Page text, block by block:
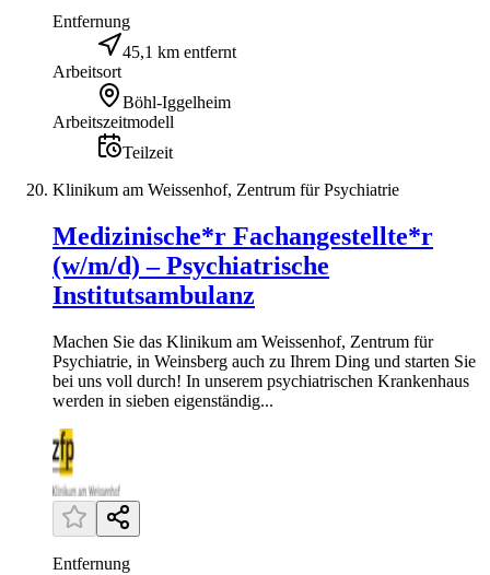
Entfernung
45,1 km entfernt
Arbeitsort
Böhl-Iggelheim
Arbeitszeitmodell
Teilzeit
Klinikum am Weissenhof, Zentrum für Psychiatrie
Medizinische*r Fachangestellte*r
(w/m/d) – Psychiatrische
Institutsambulanz
Machen Sie das Klinikum am Weissenhof, Zentrum für
Psychiatrie, in Weinsberg auch zu Ihrem Ding und starten Sie
bei uns voll durch! In unserem psychiatrischen Krankenhaus
werden in sieben eigenständig...
Entfernung